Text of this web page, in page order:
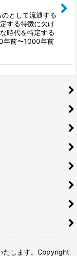
として流通する
する特徴に欠け
時代を特定する
年前〜1000年前
たします。Copyright